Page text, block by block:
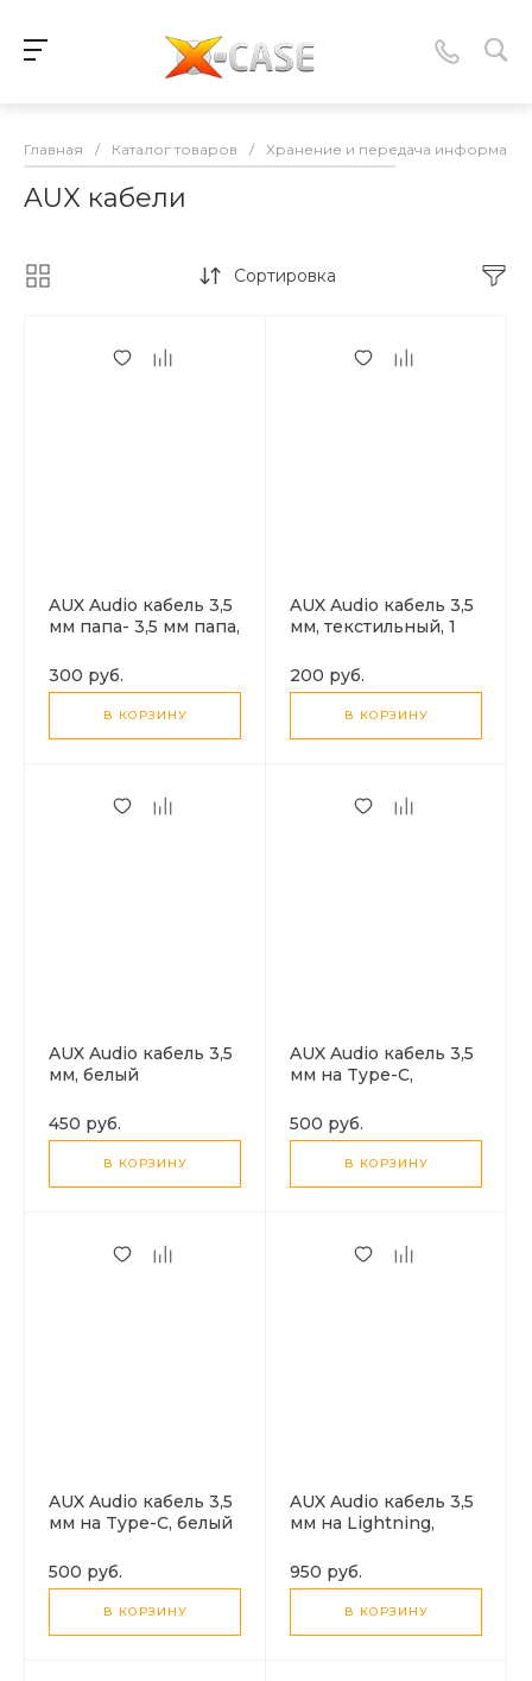
Главная / Каталог товаров / Хранение и передача
AUX кабели
Сортировка
AUX Audio кабель 3,5
мм папа- 3,5 мм папа,
черный
300 руб.
В КОРЗИНУ
AUX Audio кабель 3,5
мм, текстильный, 1
200 руб.
В КОРЗИНУ
AUX Audio кабель 3,5
мм, белый
450 руб.
В КОРЗИНУ
AUX Audio кабель 3,5
мм на Type-C,
500 руб.
В КОРЗИНУ
AUX Audio кабель 3,5
мм на Type-C, белый
500 руб.
В КОРЗИНУ
AUX Audio кабель 3,5
мм на Lightning,
качество, черный
950 руб.
В КОРЗИНУ